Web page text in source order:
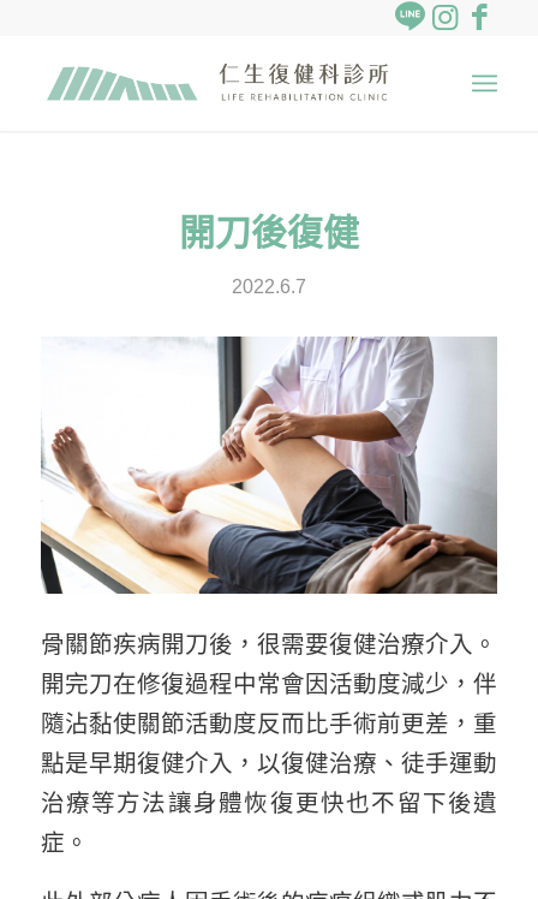
開刀後復健
2022.6.7
骨關節疾病開刀後，很需要復健治療介入。
開完刀在修復過程中常會因活動度減少，伴
隨沾黏使關節活動度反而比手術前更差，重
點是早期復健介入，以復健治療、徒手運動
治療等方法讓身體恢復更快也不留下後遺
症。